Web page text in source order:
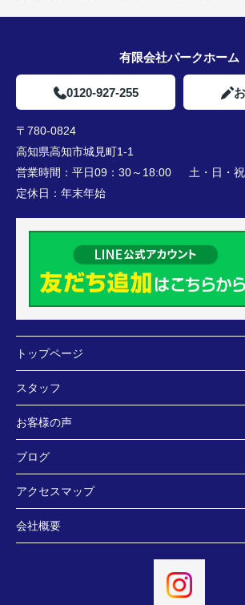
有限会社パークホーム
0120-927-255
〒780-0824
高知県高知市城見町1-1
営業時間： 平日09：30～18:00 土・日・祝
定休日： 年末年始
トップページ
スタッフ
お客様の声
ブログ
アクセスマップ
会社概要